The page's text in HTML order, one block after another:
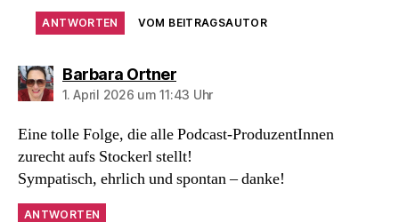
ANTWORTEN VOM BEITRAGSAUTOR
Barbara Ortnersagt:
1. April 2026 um 11:43 Uhr
Eine tolle Folge, die alle Podcast-ProduzentInnen
zurecht aufs Stockerl stellt!
Sympatisch, ehrlich und spontan – danke!
ANTWORTEN